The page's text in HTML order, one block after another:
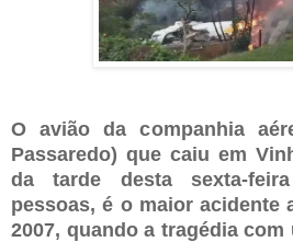
O avião da companhia
Passaredo) que caiu em
da tarde desta sexta-
pessoas, é o maior acidente
2007, quando a tragédia com